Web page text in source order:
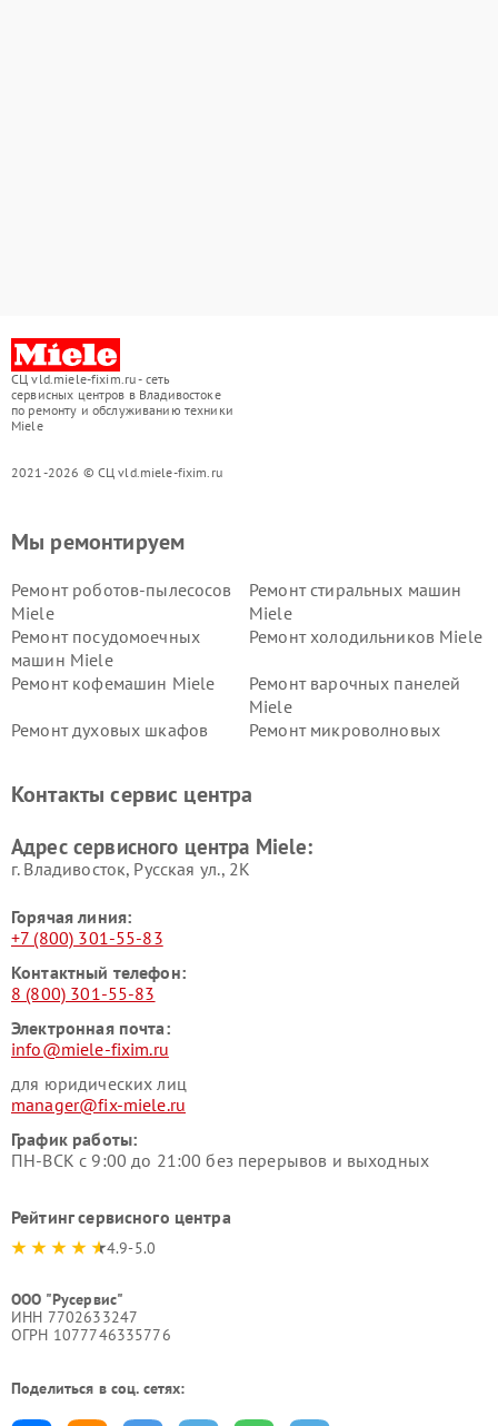
СЦ vld.miele-fixim.ru - сеть
сервисных центров в Владивостоке
по ремонту и обслуживанию техники
Miele
2021-2026 © СЦ vld.miele-fixim.ru
Мы ремонтируем
Ремонт роботов-пылесосов
Miele
Ремонт стиральных машин
Miele
Ремонт посудомоечных
машин Miele
Ремонт холодильников Miele
Ремонт кофемашин Miele
Ремонт варочных панелей
Miele
Ремонт духовых шкафов
Ремонт микроволновых
Miele
Miele
пылесосов Miele
Контакты сервис центра
Адрес сервисного центра Miele:
г. Владивосток, Русская ул., 2К
Горячая линия:
+7 (800) 301-55-83
Контактный телефон:
8 (800) 301-55-83
Электронная почта:
info@miele-fixim.ru
для юридических лиц
manager@fix-miele.ru
График работы:
ПН-ВСК с 9:00 до 21:00 без перерывов и выходных
Рейтинг сервисного центра
4.9-5.0
ООО "Русервис"
ИНН 7702633247
ОГРН 1077746335776
Поделиться в соц. сетях: